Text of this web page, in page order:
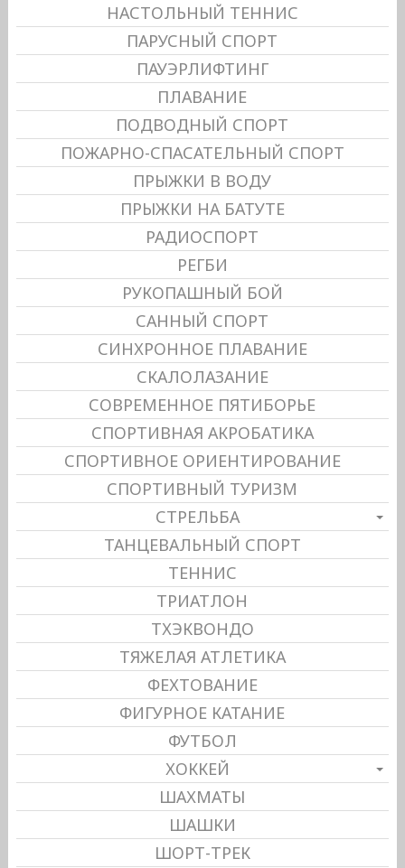
НАСТОЛЬНЫЙ ТЕННИС
ПАРУСНЫЙ СПОРТ
ПАУЭРЛИФТИНГ
ПЛАВАНИЕ
ПОДВОДНЫЙ СПОРТ
ПОЖАРНО-СПАСАТЕЛЬНЫЙ СПОРТ
ПРЫЖКИ В ВОДУ
ПРЫЖКИ НА БАТУТЕ
РАДИОСПОРТ
РЕГБИ
РУКОПАШНЫЙ БОЙ
САННЫЙ СПОРТ
СИНХРОННОЕ ПЛАВАНИЕ
СКАЛОЛАЗАНИЕ
СОВРЕМЕННОЕ ПЯТИБОРЬЕ
СПОРТИВНАЯ АКРОБАТИКА
СПОРТИВНОЕ ОРИЕНТИРОВАНИЕ
СПОРТИВНЫЙ ТУРИЗМ
СТРЕЛЬБА
ТАНЦЕВАЛЬНЫЙ СПОРТ
ТЕННИС
ТРИАТЛОН
ТХЭКВОНДО
ТЯЖЕЛАЯ АТЛЕТИКА
ФЕХТОВАНИЕ
ФИГУРНОЕ КАТАНИЕ
ФУТБОЛ
ХОККЕЙ
ШАХМАТЫ
ШАШКИ
ШОРТ-ТРЕК